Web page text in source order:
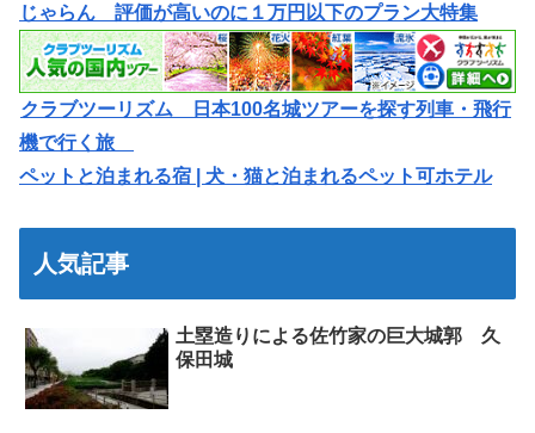
じゃらん 評価が高いのに１万円以下のプラン大特集
クラブツーリズム 日本100名城ツアーを探す列車・飛行
機で行く旅
ペットと泊まれる宿 | 犬・猫と泊まれるペット可ホテル
人気記事
土塁造りによる佐竹家の巨大城郭 久
保田城